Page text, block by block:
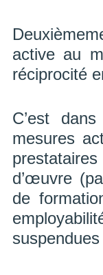
active au
réciprocité
C’est
mesures
d’œuvre
de